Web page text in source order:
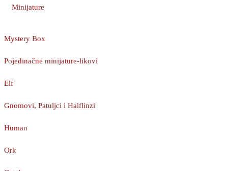
Minijature
Mystery Box
Pojedinačne minijature-likovi
Elf
Gnomovi, Patuljci i Halflinzi
Human
Ork